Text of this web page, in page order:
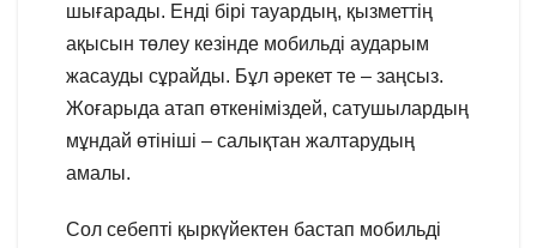
шығарады. Енді бірі тауардың, қызметтің
ақысын төлеу кезінде мобильді аударым
жасауды сұрайды. Бұл әрекет те – заңсыз.
Жоғарыда атап өткеніміздей, сатушылардың
мұндай өтініші – салықтан жалтарудың
амалы.
Сол себепті қыркүйектен бастап мобильді